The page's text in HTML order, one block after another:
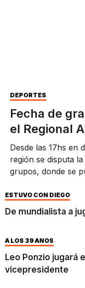
DEPORTES
Fecha de
el Regional
Desde las 17hs en
región se disputa
grupos, donde se
ESTUVO CON DIEGO
De mundialista a
A LOS 39 AÑOS
Leo Ponzio jugará
vicepresidente